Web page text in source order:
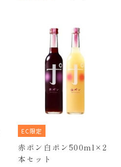
EC限定
赤ポン白ポン500ml×2
本セット